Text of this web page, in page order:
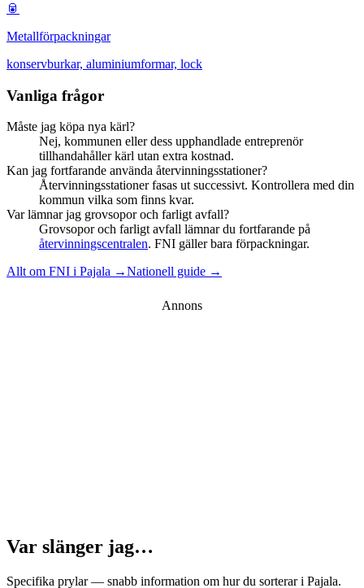
🥫
Metallförpackningar
konservburkar, aluminiumformar, lock
Vanliga frågor
Måste jag köpa nya kärl?
Nej, kommunen eller dess upphandlade entreprenör
tillhandahåller kärl utan extra kostnad.
Kan jag fortfarande använda återvinningsstationer?
Återvinningsstationer fasas ut successivt. Kontrollera med din
kommun vilka som finns kvar.
Var lämnar jag grovsopor och farligt avfall?
Grovsopor och farligt avfall lämnar du fortfarande på
återvinningscentralen. FNI gäller bara förpackningar.
Allt om FNI i Pajala →Nationell guide →
Annons
Var slänger jag…
Specifika prylar — snabb information om hur du sorterar i Pajala.